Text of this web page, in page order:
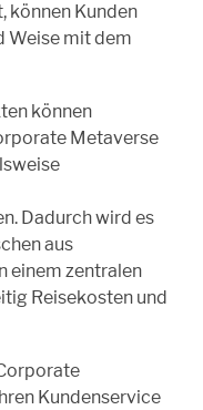
können Kunden
Weise mit dem
können
Metaverse
Dadurch wird es
aus
einem zentralen
Reisekosten und
Kundenservice